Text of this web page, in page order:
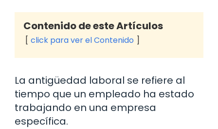
Contenido de este Artículos
click para ver el Contenido
La antigüedad laboral se refiere al
tiempo que un empleado ha estado
trabajando en una empresa
específica.